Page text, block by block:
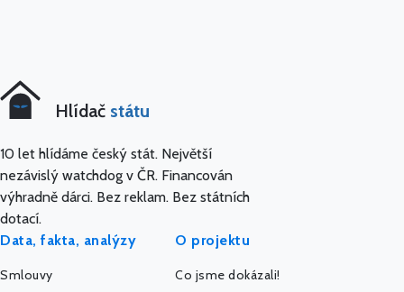
Hlídač státu
10 let hlídáme český stát. Největší
nezávislý watchdog v ČR. Financován
výhradně dárci. Bez reklam. Bez státních
dotací.
Data, fakta, analýzy
Smlouvy
O projektu
Co jsme dokázali!